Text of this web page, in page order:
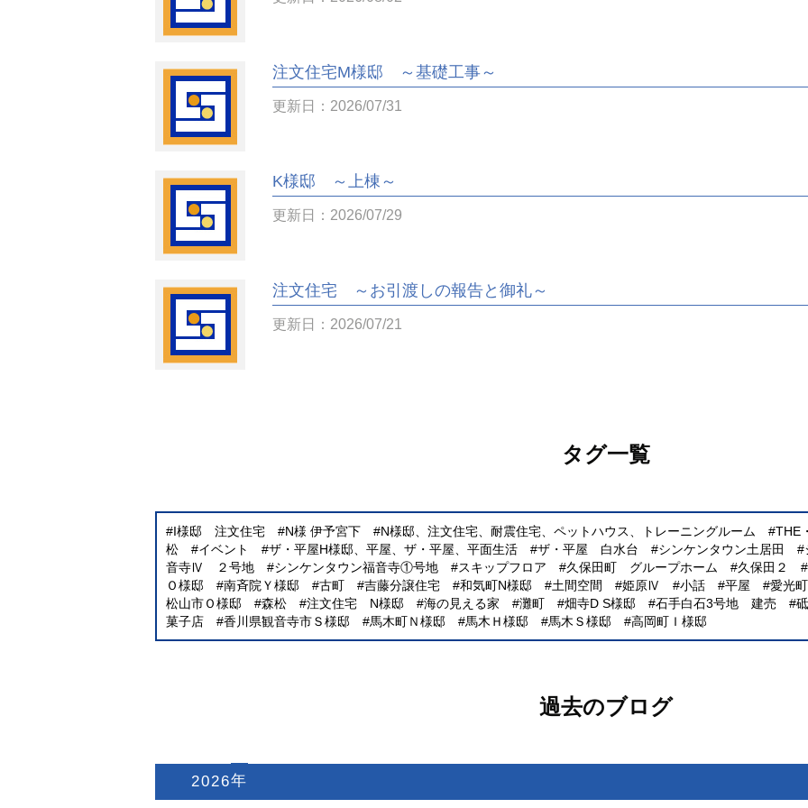
注文住宅M様邸 ～基礎工事～
更新日：2026/07/31
K様邸 ～上棟～
更新日：2026/07/29
注文住宅 ～お引渡しの報告と御礼～
更新日：2026/07/21
タグ一覧
I様邸 注文住宅 N様 伊予宮下 N様邸、注文住宅、耐震住宅、ペットハウス、トレーニングルーム
THE
松
イベント ザ・平屋H様邸、平屋、ザ・平屋、平面生活 ザ・平屋 白水台 シンケンタウン土居田
音寺Ⅳ ２号地
シンケンタウン福音寺①号地 スキップフロア 久保田町 グループホーム
久保田２
Ｏ様邸
南斉院Ｙ様邸 古町 吉藤分譲住宅 和気町N様邸 土間空間 姫原Ⅳ 小話 平屋
愛光
松山市Ｏ様邸
森松 注文住宅 N様邸 海の見える家 灘町 畑寺D S様邸 石手白石3号地 建売
菓子店
香川県観音寺市Ｓ様邸 馬木町Ｎ様邸 馬木Ｈ様邸 馬木Ｓ様邸 高岡町Ｉ様邸
過去のブログ
2026: